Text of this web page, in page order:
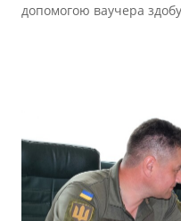
допомогою ваучера